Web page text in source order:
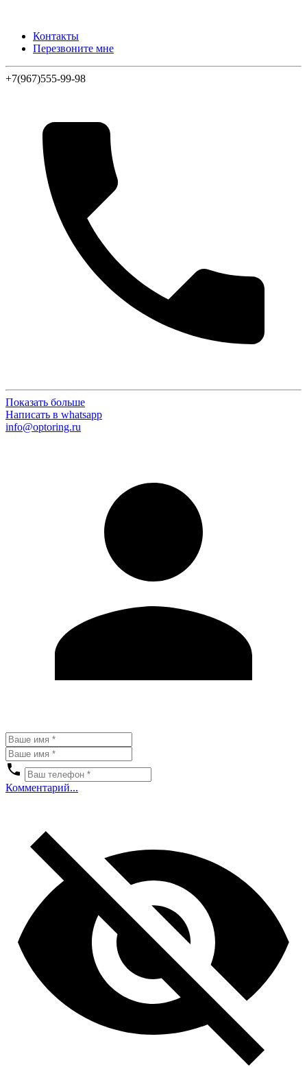
Контакты
Перезвоните мне
+7(967)555-99-98
Показать больше
Написать в whatsapp
info@optoring.ru
Комментарий...